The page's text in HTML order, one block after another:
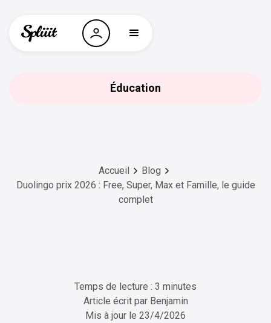
Éducation
Accueil
Blog
Duolingo prix 2026 : Free, Super, Max et Famille, le guide
complet
Temps de lecture : 3 minutes
Article écrit par Benjamin
Mis à jour le 23/4/2026